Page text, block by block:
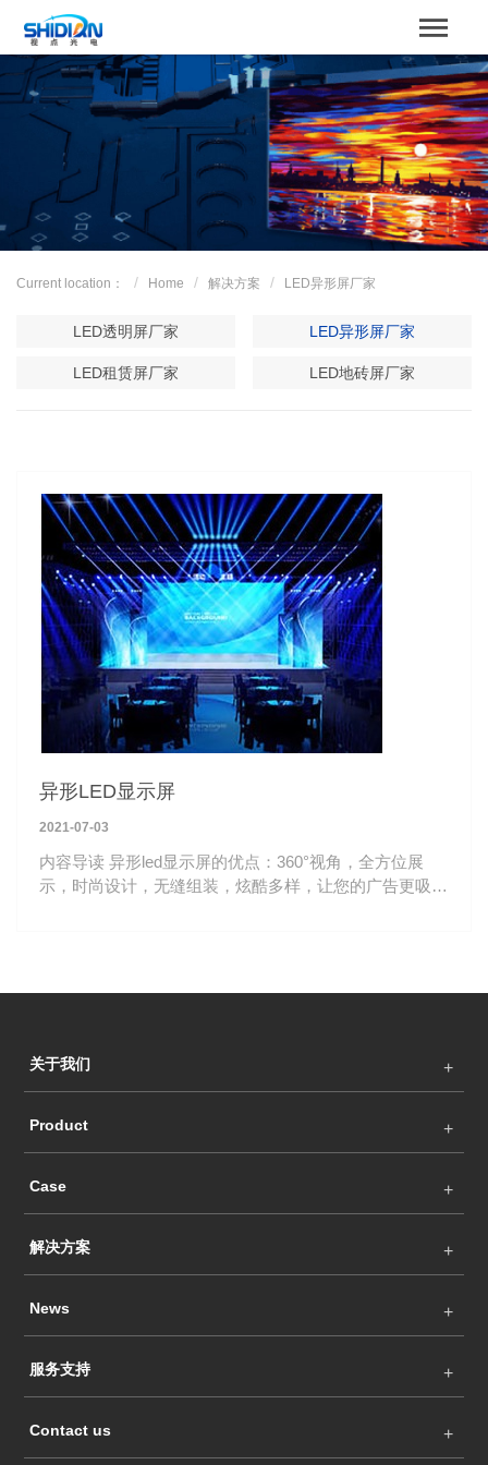
Home
关于我们
Product
Case
Current location： Home 解决方案 LED异形屏厂家
LED透明屏厂家 LED异形屏厂家
LED租赁屏厂家 LED地砖屏厂家
异形LED显示屏
2021-07-03
内容导读 异形led显示屏的优点：360°视角，全方位展
示，时尚设计，无缝组装，炫酷多样，让您的广告更吸引
关于我们
Product
Case
解决方案
News
服务支持
Contact us